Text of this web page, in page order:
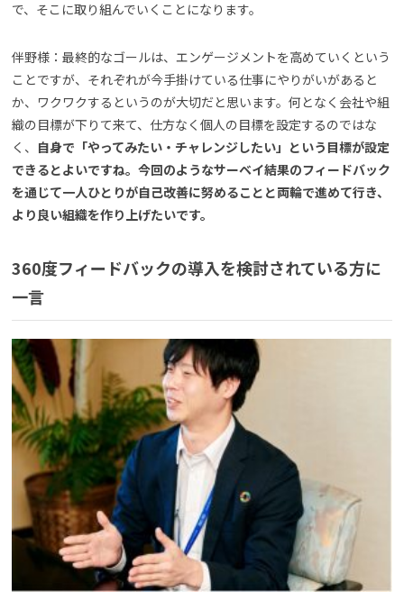
で、そこに取り組んでいくことになります。
伴野様：最終的なゴールは、エンゲージメントを高めていくという
ことですが、それぞれが今手掛けている仕事にやりがいがあると
か、ワクワクするというのが大切だと思います。何となく会社や組
織の目標が下りて来て、仕方なく個人の目標を設定するのではな
く、 自身で「やってみたい・チャレンジしたい」という目標が設定
できるとよいですね。今回のようなサーベイ結果のフィードバック
を通じて一人ひとりが自己改善に努めることと両輪で進めて行き、
より良い組織を作り上げたいです。
360度フィードバックの導入を検討されている方に
一言